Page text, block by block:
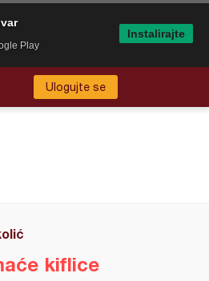
Ulogujte se
kiflice
Play
Instalirajte